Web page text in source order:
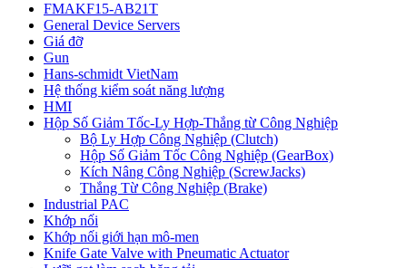
FMAKF15-AB21T
General Device Servers
Giá đỡ
Gun
Hans-schmidt VietNam
Hệ thống kiểm soát năng lượng
HMI
Hộp Số Giảm Tốc-Ly Hợp-Thắng từ Công Nghiệp
Bộ Ly Hợp Công Nghiệp (Clutch)
Hộp Số Giảm Tốc Công Nghiệp (GearBox)
Kích Nâng Công Nghiệp (ScrewJacks)
Thắng Từ Công Nghiệp (Brake)
Industrial PAC
Khớp nối
Khớp nối giới hạn mô-men
Knife Gate Valve with Pneumatic Actuator